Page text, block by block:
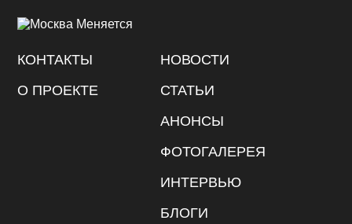
КОНТАКТЫ
О ПРОЕКТЕ
НОВОСТИ
СТАТЬИ
АНОНСЫ
ФОТОГАЛЕРЕЯ
ИНТЕРВЬЮ
БЛОГИ